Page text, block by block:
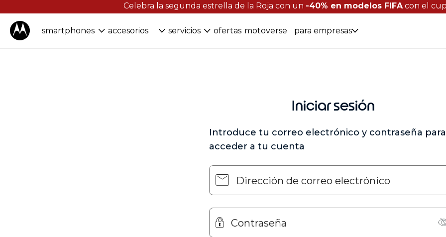
Celebra la segunda estrella de la Roja con un -40% en modelos FIFAcon el
smartphones accesorios servicios ofertas motoverse para empresas
Iniciar sesión
Introduce tu correo electrónico y contraseña para
acceder a tu cuenta
Dirección de correo electrónico
Contraseña